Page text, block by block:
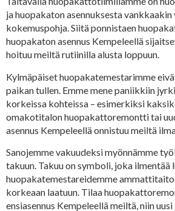
ja huopakaton asennuksesta
kokemuspohja. Siitä ponnistaen
huopakaton asennus Kempeleellä
hoituu meiltä rutiinilla alusta loppuun.
Kylmäpäiset huopakatemestarimme
paikan tullen. Emme mene paniikkiin
korkeissa kohteissa – esimerkiksi
omakotitalon huopakattoremontti tai
asennus Kempeleellä onnistuu meiltä
Sanojemme vakuudeksi myönnämme
takuun. Takuu on symboli, joka ilmentää
huopakatemestareidemme
korkeaan laatuun. Tilaa
ensiasennus Kempeleellä meiltä, niin